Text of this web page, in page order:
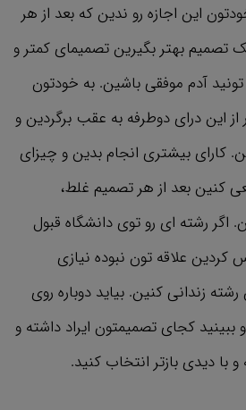
این اجازه رو ندین که بعد از هر
تصمیم بهتر بگیرین تصمیمای کمتر و
آدم موفقی باشین. به خودتون
از این درای دوطرفه به عقب برگردین و
کارای بیشتری انجام بدین و چیزای
کنین بعد از هر تصمیم غلط،
اگر رشته ای رو توی دانشگاه قبول
علاقه تون نبوده نیازی
زندانی کنین. بیاید دوباره روی
ببینید کجای تصمیمتون ایراد داشته و
با دیدی بازتر انتخاب کنید.